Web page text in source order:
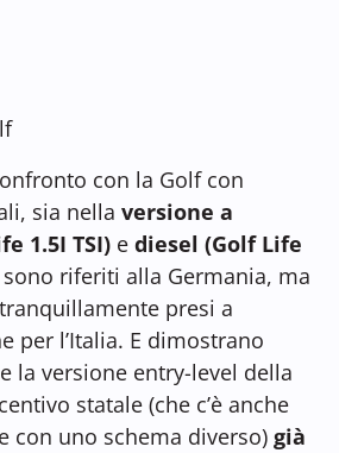
con la Golf con
sia nella versione a
1.5I TSI) e diesel (Golf Life
riferiti alla Germania, ma
presi a
per l’Italia. E dimostrano
la versione entry-level della
statale (che c’è anche
con uno schema diverso) già